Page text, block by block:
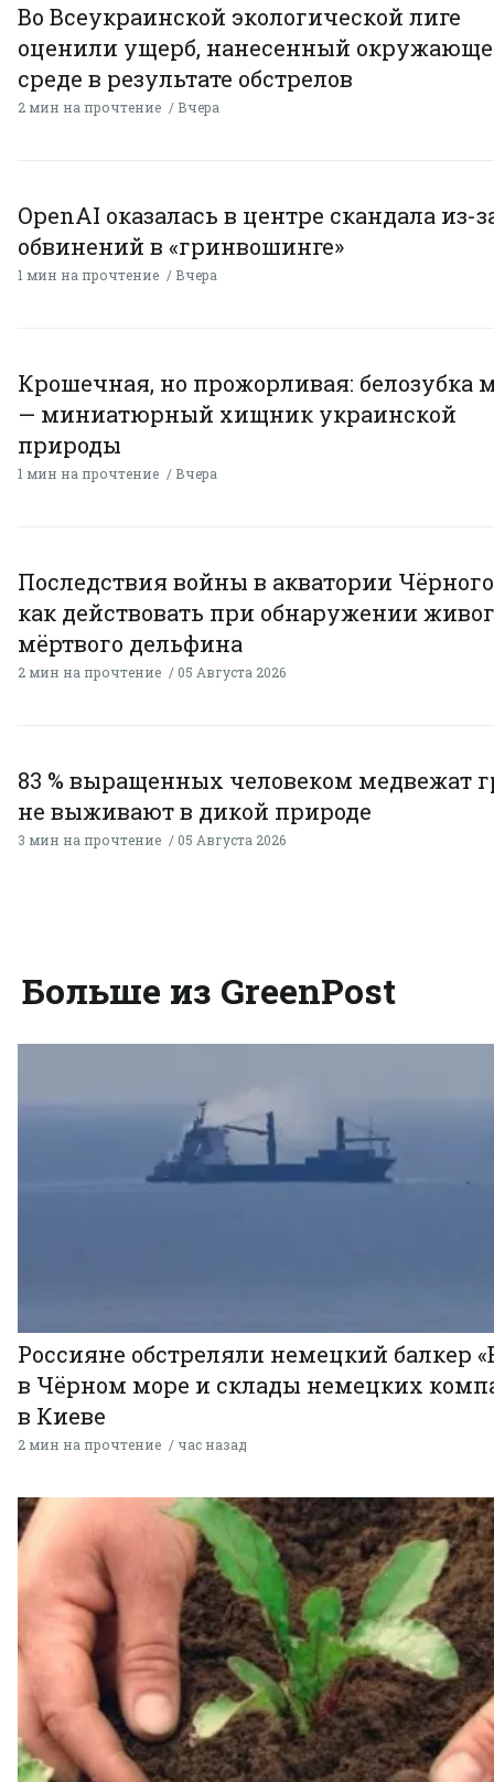
Во Всеукраинской экологической лиге
оценили ущерб, нанесенный
среде в результате обстрелов
2 мин на прочтение Вчера
OpenAI оказалась в центре скандала из-
обвинений в «гринвошинге»
1 мин на прочтение Вчера
Крошечная, но прожорливая: белозубка
— миниатюрный хищник украинской
природы
1 мин на прочтение Вчера
Последствия войны в акватории
как действовать при обнаружении
мёртвого дельфина
2 мин на прочтение 05 Августа 2026
83 % выращенных человеком медвежат
не выживают в дикой природе
3 мин на прочтение 05 Августа 2026
Больше из GreenPost
Россияне обстреляли немецкий балкер
в Чёрном море и склады немецких
в Киеве
2 мин на прочтение час назад